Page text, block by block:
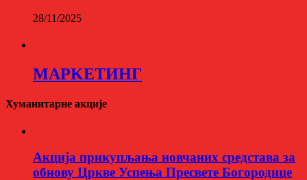
28/11/2025
МАРKЕТИНГ
Хуманитарне акције
Aкција прикупљања новчаних средстава за
обнову Цркве Успења Пресвете Богородице